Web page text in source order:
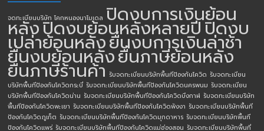
จดทะเบียนบริษัท โคกหนองนาโมเดล ปิดงบการเงินย้อน
หลังปิดงบย้อนหลังหลายปีปิดงบ
เปล่าย้อนหลังยื่นงบการเงินล่าช้า
ยื่นงบย้อนหลังยื่นภาษีย้อนหลัง
ยื่นภาษีร้านค้า รับจดทะเบียนบริษัทพื้นทีป้องกันโควิด รับจดทะเบียน
บริษัทพื้นทีป้องกันโควิดกระบี่ รับจดทะเบียนบริษัทพื้นทีป้องกันโควิดนครพนม รับจดทะเบียน
บริษัทพื้นทีป้องกันโควิดน่าน รับจดทะเบียนบริษัทพื้นทีป้องกันโควิดบึงกาฬ รับจดทะเบียนบริษัท
พื้นทีป้องกันโควิดพะเยา รับจดทะเบียนบริษัทพื้นทีป้องกันโควิดพังงา รับจดทะเบียนบริษัทพื้นที
ป้องกันโควิดภูเก็ต รับจดทะเบียนบริษัทพื้นทีป้องกันโควิดมุกดาหาร รับจดทะเบียนบริษัทพื้นที
ป้องกันโควิดแพร่ รับจดทะเบียนบริษัทพื้นทีป้องกันโควิดแม่ฮ่องสอน รับจดทะเบียนบริษัทพื้นที่